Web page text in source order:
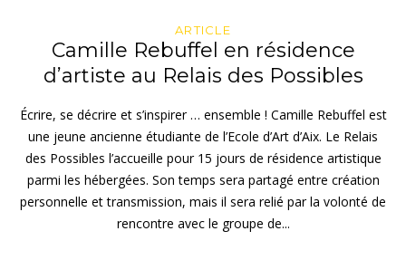
ARTICLE
Camille Rebuffel en résidence
d’artiste au Relais des Possibles
Écrire, se décrire et s’inspirer … ensemble ! Camille Rebuffel est
une jeune ancienne étudiante de l’Ecole d’Art d’Aix. Le Relais
des Possibles l’accueille pour 15 jours de résidence artistique
parmi les hébergées. Son temps sera partagé entre création
personnelle et transmission, mais il sera relié par la volonté de
rencontre avec le groupe de...